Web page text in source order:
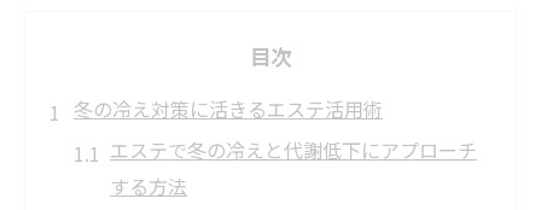
目次
冬の冷え対策に活きるエステ活用術
エステで冬の冷えと代謝低下にアプローチ
する方法